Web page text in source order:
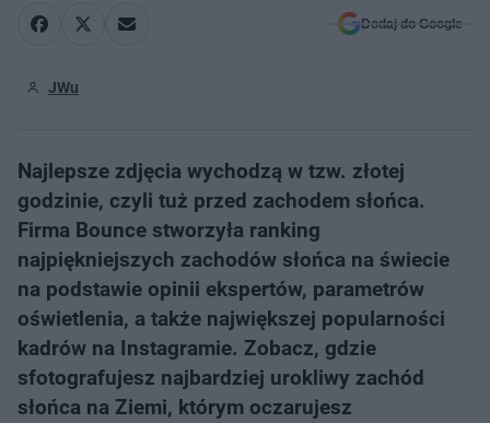
Dodaj do Google
JWu
Najlepsze zdjęcia wychodzą w tzw. złotej
godzinie, czyli tuż przed zachodem słońca.
Firma Bounce stworzyła ranking
najpiękniejszych zachodów słońca na świecie
na podstawie opinii ekspertów, parametrów
oświetlenia, a także największej popularności
kadrów na Instagramie. Zobacz, gdzie
sfotografujesz najbardziej urokliwy zachód
słońca na Ziemi, którym oczarujesz